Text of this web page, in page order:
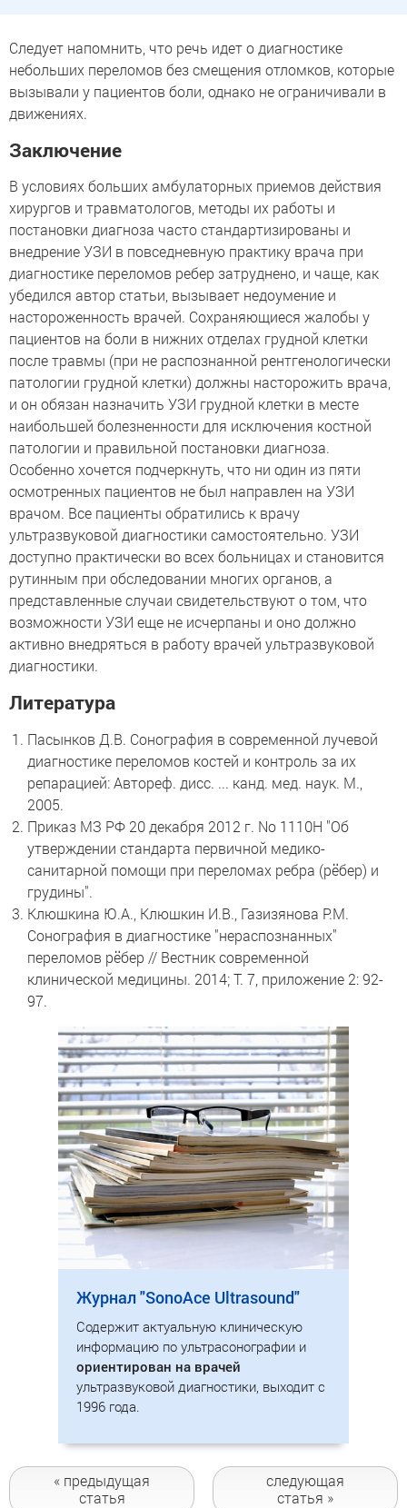
Следует напомнить, что речь идет о диагностике
небольших переломов без смещения отломков, которые
вызывали у пациентов боли, однако не ограничивали в
движениях.
Заключение
В условиях больших амбулаторных приемов действия
хирургов и травматологов, методы их работы и
постановки диагноза часто стандартизированы и
внедрение УЗИ в повседневную практику врача при
диагностике переломов ребер затруднено, и чаще, как
убедился автор статьи, вызывает недоумение и
настороженность врачей. Сохраняющиеся жалобы у
пациентов на боли в нижних отделах грудной клетки
после травмы (при не распознанной рентгенологически
патологии грудной клетки) должны насторожить врача,
и он обязан назначить УЗИ грудной клетки в месте
наибольшей болезненности для исключения костной
патологии и правильной постановки диагноза.
Особенно хочется подчеркнуть, что ни один из пяти
осмотренных пациентов не был направлен на УЗИ
врачом. Все пациенты обратились к врачу
ультразвуковой диагностики самостоятельно. УЗИ
доступно практически во всех больницах и становится
рутинным при обследовании многих органов, а
представленные случаи свидетельствуют о том, что
возможности УЗИ еще не исчерпаны и оно должно
активно внедряться в работу врачей ультразвуковой
диагностики.
Литература
Пасынков Д.В. Сонография в современной лучевой
диагностике переломов костей и контроль за их
репарацией: Автореф. дисс. ... канд. мед. наук. М.,
2005.
Приказ МЗ РФ 20 декабря 2012 г. No 1110Н "Об
утверждении стандарта первичной медико-
санитарной помощи при переломах ребра (рёбер) и
грудины".
Клюшкина Ю.А., Клюшкин И.В., Газизянова Р.М.
Сонография в диагностике "нераспознанных"
переломов рёбер // Вестник современной
клинической медицины. 2014; Т. 7, приложение 2: 92-
97.
Журнал "SonoAce Ultrasound"
Содержит актуальную клиническую
информацию по ультрасонографии и
ориентирован на врачей
ультразвуковой диагностики, выходит с
1996 года.
« предыдущая
статья
следующая
статья »